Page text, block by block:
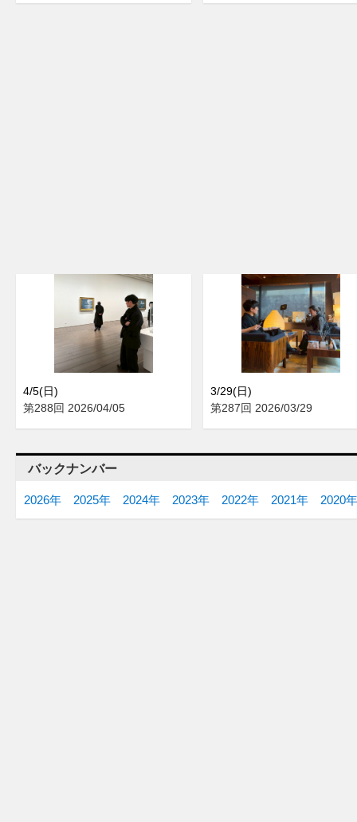
4/5(日)
第288回 2026/04/05
3/29(日)
第287回 2026/03/29
バックナンバー
2026年 2025年 2024年 2023年 2022年 2021年 2020年